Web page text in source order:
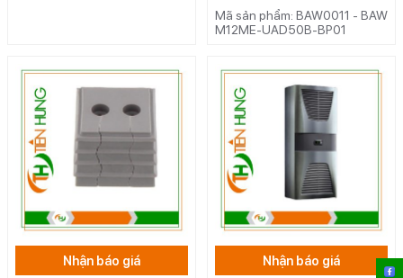
Mã sản phẩm: BAW0011 - BAW
M12ME-UAD50B-BP01
Nhận báo giá Nhận báo giá